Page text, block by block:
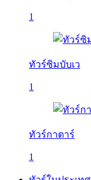
1
ทัวร์ซิมบับเว
1
ทัวร์กาตาร์
1